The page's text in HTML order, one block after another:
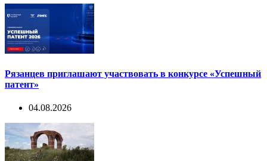
Рязанцев приглашают участвовать в конкурсе «Успешный
патент»
04.08.2026